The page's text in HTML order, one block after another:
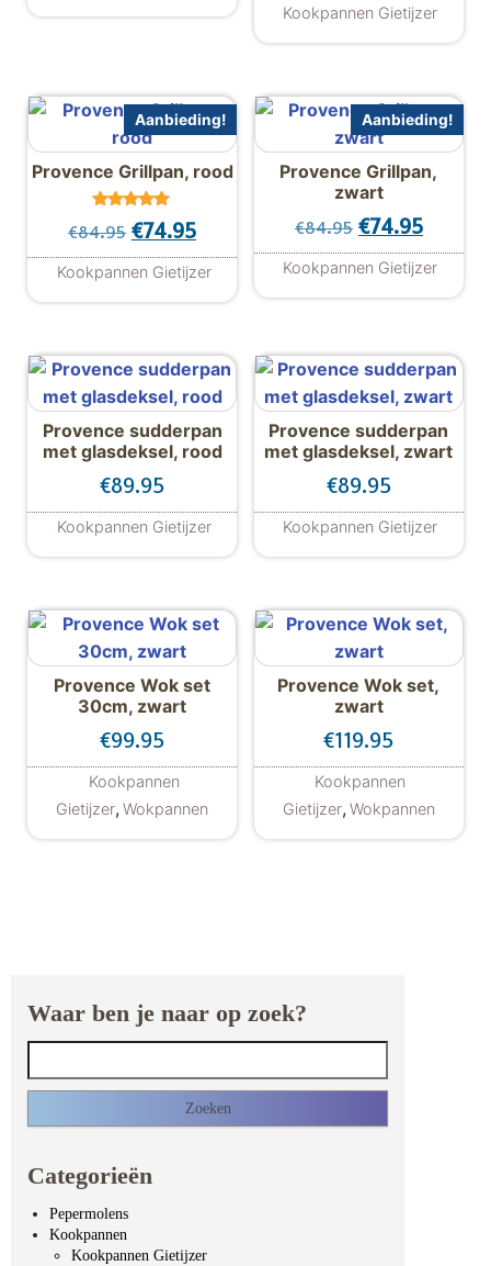
Dit product heeft meerdere variaties.
Kookpannen Gietijzer
Dit product
Aanbieding!
Provence Grillpan, rood
Gewaardeer
d
uit 5
€84.95 Oorspronkelijke prijs was: €84.95.
€74.95Huidige prijs is: €74.95.
Kookpannen Gietijzer
Aanbieding!
Provence Grillpan,
zwart
€84.95 €74.95
Kookpannen Gietijzer
Provence sudderpan
met glasdeksel, rood
€89.95
Kookpannen Gietijzer
Provence sudderpan
met glasdeksel, zwart
€89.95
Kookpannen Gietijzer
Provence Wok set
30cm, zwart
€99.95
Kookpannen
Gietijzer, Wokpannen
Provence Wok set,
zwart
€119.95
Kookpannen
Gietijzer, Wokpannen
Waar ben je naar op zoek?
Categorieën
Pepermolens
Kookpannen
Kookpannen Gietijzer